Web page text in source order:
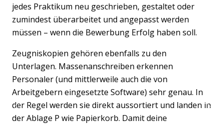
Previous Next
jedes Praktikum neu geschrieben, gestaltet oder
zumindest überarbeitet und angepasst werden
müssen – wenn die Bewerbung Erfolg haben soll.
Zeugniskopien gehören ebenfalls zu den
Unterlagen. Massenanschreiben erkennen
Personaler (und mittlerweile auch die von
Arbeitgebern eingesetzte Software) sehr genau. In
der Regel werden sie direkt aussortiert und landen in
der Ablage P wie Papierkorb. Damit deine